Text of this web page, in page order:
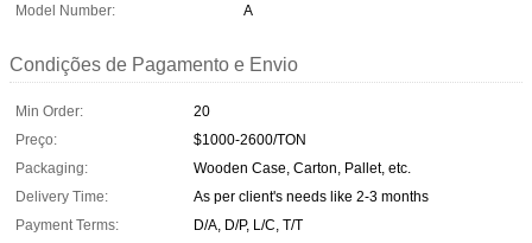
Model Number:
A
Condições de Pagamento e Envio
Min Order:
20
Preço:
$1000-2600/TON
Packaging:
Wooden Case, Carton, Pallet, etc.
Delivery Time:
As per client's needs like 2-3 months
Payment Terms:
D/A, D/P, L/C, T/T